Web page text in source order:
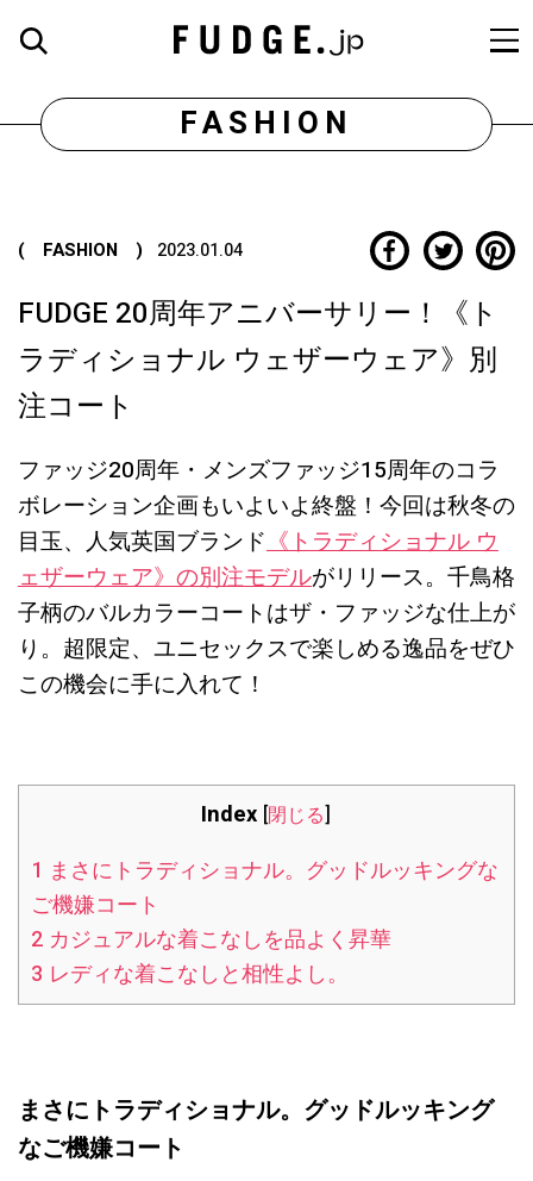
FASHION
( FASHION ) 2023.01.04
FUDGE 20周年アニバーサリー！《ト
ラディショナル ウェザーウェア》別
注コート
ファッジ20周年・メンズファッジ15周年のコラ
ボレーション企画もいよいよ終盤！今回は秋冬の
目玉、人気英国ブランド《トラディショナル ウ
ェザーウェア》の別注モデルがリリース。千鳥格
子柄のバルカラーコートはザ・ファッジな仕上が
り。超限定、ユニセックスで楽しめる逸品をぜひ
この機会に手に入れて！
Index [閉じる]
1 まさにトラディショナル。グッドルッキングな
ご機嫌コート
2カジュアルな着こなしを品よく昇華
3 レディな着こなしと相性よし。
まさにトラディショナル。グッドルッキング
なご機嫌コート